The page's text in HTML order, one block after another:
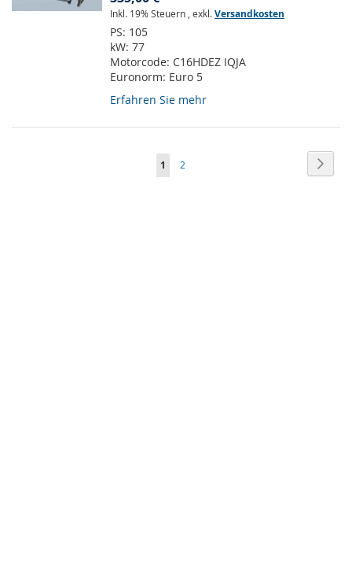
Inkl. 19% Steuern , exkl.Versandkosten
PS: 105
kW: 77
Motorcode: C16HDEZ IQJA
Euronorm: Euro 5
Erfahren Sie mehr
Seite
Sie
1 Seite
2